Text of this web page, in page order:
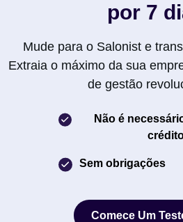
por 7
Mude para o Salonist e
Extraia o máximo da sua
de gestão
Não é
Sem obrigações
Comece Um